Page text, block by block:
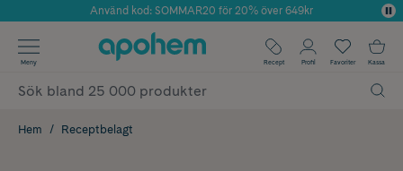
Årets Butik 2025 inom Skönhet
Använd kod: SOMMAR20 för 20% över 649kr
✓ Fri frakt
✓ Poäng på alla köp*
Meny Recept Profil Favoriter Kassa
Hem Receptbelagt